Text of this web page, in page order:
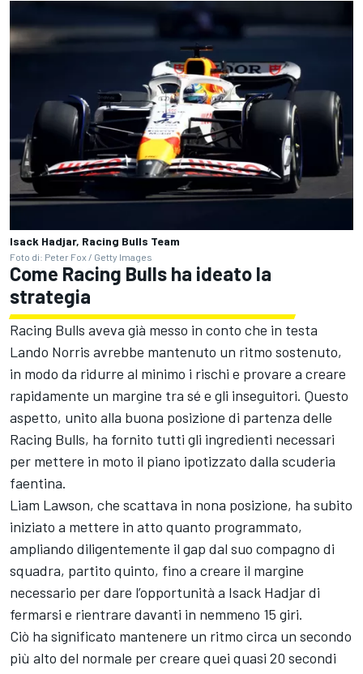
Isack Hadjar, Racing Bulls Team
Foto di: Peter Fox / Getty Images
Come Racing Bulls ha ideato la
strategia
Racing Bulls aveva già messo in conto che in testa
Lando Norris avrebbe mantenuto un ritmo sostenuto,
in modo da ridurre al minimo i rischi e provare a creare
rapidamente un margine tra sé e gli inseguitori. Questo
aspetto, unito alla buona posizione di partenza delle
Racing Bulls, ha fornito tutti gli ingredienti necessari
per mettere in moto il piano ipotizzato dalla scuderia
faentina.
Liam Lawson, che scattava in nona posizione, ha subito
iniziato a mettere in atto quanto programmato,
ampliando diligentemente il gap dal suo compagno di
squadra, partito quinto, fino a creare il margine
necessario per dare l’opportunità a Isack Hadjar di
fermarsi e rientrare davanti in nemmeno 15 giri.
Ciò ha significato mantenere un ritmo circa un secondo
più alto del normale per creare quei quasi 20 secondi